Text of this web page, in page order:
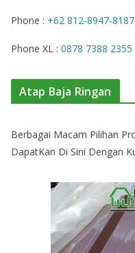
Phone : +62 812-8947-8187
Phone XL : 0878 7388 2355
Atap Baja Ringan
Berbagai Macam Pilihan
DapatKan Di Sini Dengan